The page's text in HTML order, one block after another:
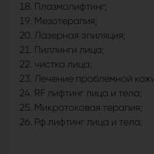
Плазмолифтинг;
Мезотерапия;
Лазерная эпиляция;
Пиллинги лица;
чистка лица;
Лечение проблемной
RF лифтинг лица и тела;
Микротоковая терапия;
Рф лифтинг лица и тела;